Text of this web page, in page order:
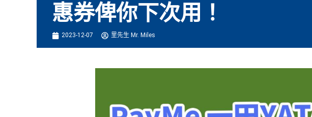
惠券俾你下次用！
2023-12-07 里先生 Mr. Miles